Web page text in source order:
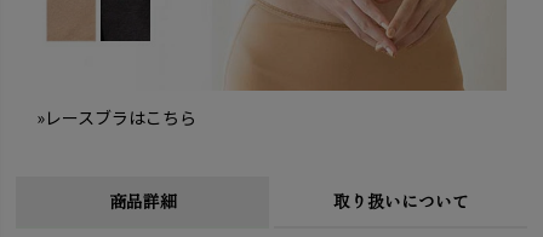
»レースブラはこちら
商品詳細 取り扱いについて